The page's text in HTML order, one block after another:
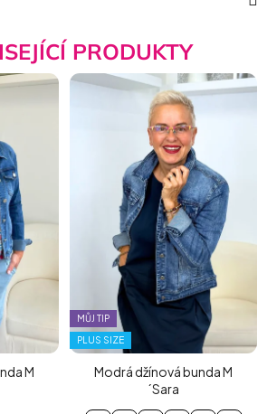
PRODUKTY
M
MŮJ TIP
PLUS SIZE
Modrá džínová bunda M
´Sara